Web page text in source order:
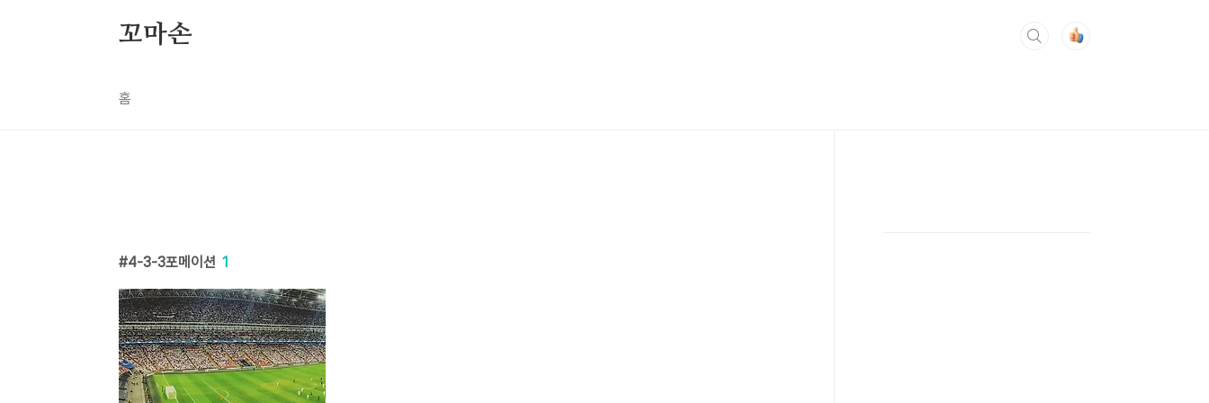
꼬마손
홈
4-3-3포메이션 1